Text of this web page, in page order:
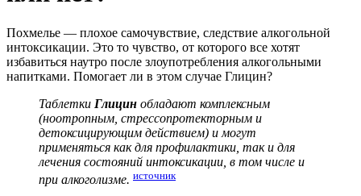
Похмелье — плохое самочувствие, следствие алкогольной
интоксикации. Это то чувство, от которого все хотят
избавиться наутро после злоупотребления алкогольными
напитками. Помогает ли в этом случае Глицин?
Таблетки Глицин обладают комплексным
(ноотропным, стрессопротекторным и
детоксицирующим действием) и могут
применяться как для профилактики, так и для
лечения состояний интоксикации, в том числе и
при алкоголизме. источник